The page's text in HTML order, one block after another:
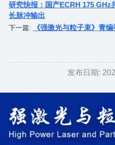
研究快报：国产ECRH 175 GHz
长脉冲输出
下一篇: 《强激光与粒子束》青
发布日期: